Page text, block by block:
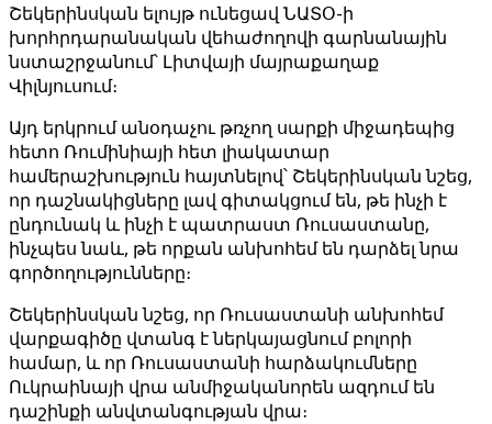
Շեկերինսկան ելույթ ունեցավ ՆԱՏՕ-ի
խորհրդարանական վեհաժողովի գարնանային
նստաշրջանում՝ Լիտվայի մայրաքաղաք
Վիլնյուսում։
Այդ երկրում անօդաչու թռչող սարքի միջադեպից
հետո Ռումինիայի հետ լիակատար
համերաշխություն հայտնելով՝ Շեկերինսկան նշեց,
որ դաշնակիցները լավ գիտակցում են, թե ինչի է
ընդունակ և ինչի է պատրաստ Ռուսաստանը,
ինչպես նաև, թե որքան անխոհեմ են դարձել նրա
գործողությունները։
Շեկերինսկան նշեց, որ Ռուսաստանի անխոհեմ
վարքագիծը վտանգ է ներկայացնում բոլորի
համար, և որ Ռուսաստանի հարձակումները
Ուկրաինայի վրա անմիջականորեն ազդում են
դաշինքի անվտանգության վրա։